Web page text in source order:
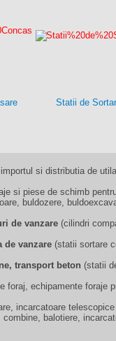
Statii de
si distributia de
si piese de schimb
buldozere,
de vanzare (cilindri
de vanzare (statii sortare
transport beton (statii
foraj, echipamente foraje
incarcatoare
combine, balotiere,